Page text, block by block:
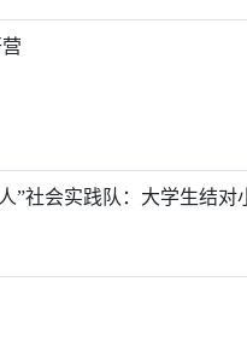
”社会实践队：大学生结